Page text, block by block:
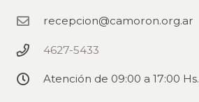
recepcion@camoron.org.ar
4627-5433
Atención de 09:00 a 17:00 Hs.